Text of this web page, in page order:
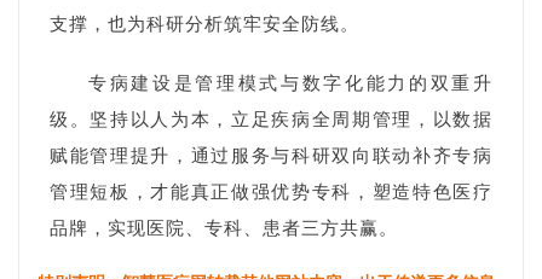
支撑，也为科研分析筑牢安全防线。
专病建设是管理模式与数字化能力的双重升
级。坚持以人为本，立足疾病全周期管理，以数据
赋能管理提升，通过服务与科研双向联动补齐专病
管理短板，才能真正做强优势专科，塑造特色医疗
品牌，实现医院、专科、患者三方共赢。